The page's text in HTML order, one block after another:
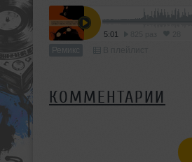
5:01
Ремикс
КОММЕНТАРИИ